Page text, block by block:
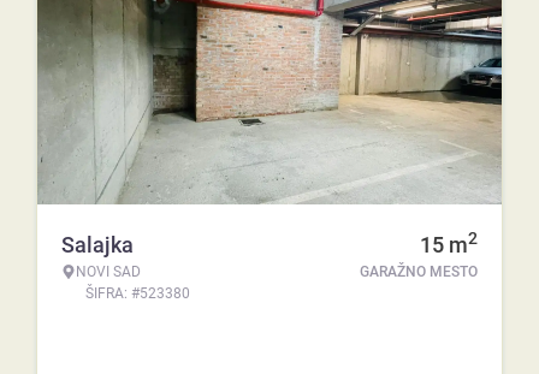
Salajka
NOVI SAD
ŠIFRA: #523380
15 m2
GARAŽNO MESTO